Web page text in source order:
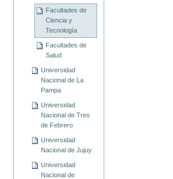
Facultades de
Ciencia y
Tecnología
Facultades de
Salud
Universidad
Nacional de La
Pampa
Universidad
Nacional de Tres
de Febrero
Universidad
Nacional de Jujuy
Universidad
Nacional de